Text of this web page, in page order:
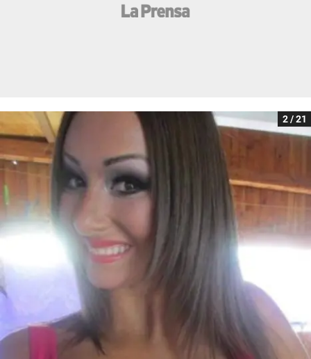
2 / 21